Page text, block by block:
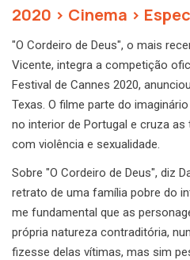
2020 > Cinema >
"O Cordeiro de Deus", o mais
Vicente, integra a competição
Festival de Cannes 2020,
Texas. O filme parte do
no interior de Portugal e cruza
com violência e sexualidade.
Sobre "O Cordeiro de Deus", diz
retrato de uma família pobre do
me fundamental que as
própria natureza contraditória,
fizesse delas vítimas, mas sim